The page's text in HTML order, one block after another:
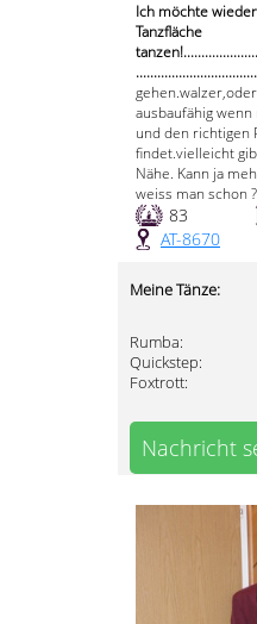
Ich möchte
Tanzfläche
ausbaufähig
und den richtigen
findet.vielleicht
Nähe. Kann ja
weiss man schon
83
AT-8670
Meine Tänze:
Rumba:
Quickstep:
Foxtrott:
Nachricht